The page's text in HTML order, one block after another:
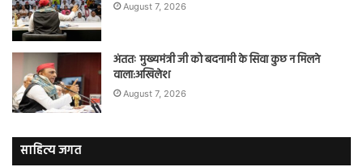
August 7, 2026
अंततः मुख्यमंत्री जी को बदनामी के सिवा कुछ न मिलने
वाला:अखिलेश
August 7, 2026
साहित्य जगत